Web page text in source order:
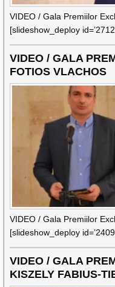
VIDEO / Gala Premiilor
[slideshow_deploy
VIDEO / GALA
FOTIOS VLACHOS
VIDEO / Gala Premiilor
[slideshow_deploy
VIDEO / GALA
KISZELY FABIUS-